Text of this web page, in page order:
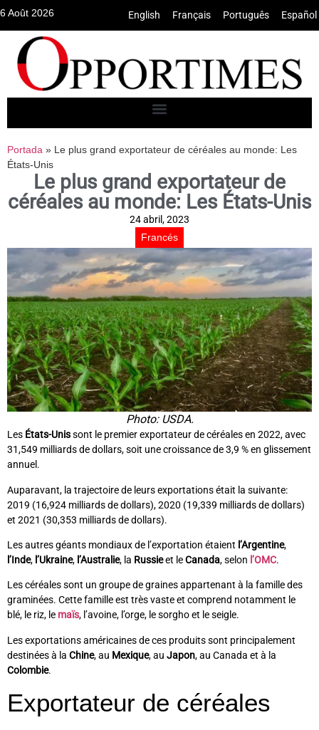
6 Août 2026 English Français Português Español
Portada » Le plus grand exportateur de céréales au monde: Les
États-Unis
Le plus grand exportateur de
céréales au monde: Les États-Unis
24 abril, 2023
Francés
Photo: USDA.
Les États-Unissont le premier exportateur de céréales en 2022, avec
31,549 milliards de dollars, soit une croissance de 3,9 % en glissement
annuel.
Auparavant, la trajectoire de leurs exportations était la suivante:
2019 (16,924 milliards de dollars), 2020 (19,339 milliards de dollars)
et 2021 (30,353 milliards de dollars).
Les autres géants mondiaux de l’exportation étaient l’Argentine,
l’Inde, l’Ukraine, l’Australie, la Russieet leCanada, selon l’OMC.
Les céréales sont un groupe de graines appartenant à la famille des
graminées. Cette famille est très vaste et comprend notamment le
blé, le riz, le maïs, l’avoine, l’orge, le sorgho et le seigle.
Les exportations américaines de ces produits sont principalement
destinées à la Chine, au Mexique, au Japon, au Canada et à la
Colombie.
Exportateur de céréales